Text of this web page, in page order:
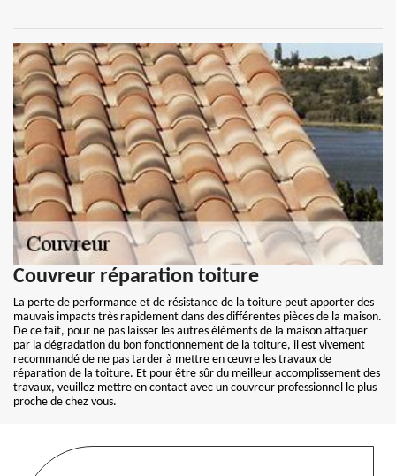
Couvreur réparation toiture
La perte de performance et de résistance de la toiture peut apporter des
mauvais impacts très rapidement dans des différentes pièces de la maison.
De ce fait, pour ne pas laisser les autres éléments de la maison attaquer
par la dégradation du bon fonctionnement de la toiture, il est vivement
recommandé de ne pas tarder à mettre en œuvre les travaux de
réparation de la toiture. Et pour être sûr du meilleur accomplissement des
travaux, veuillez mettre en contact avec un couvreur professionnel le plus
proche de chez vous.